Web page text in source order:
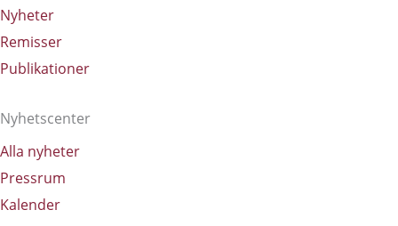
Nyheter
Remisser
Publikationer
Nyhetscenter
Alla nyheter
Pressrum
Kalender